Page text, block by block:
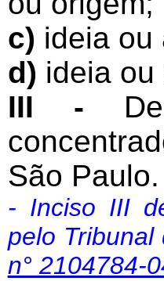
c) ideia ou
d) ideia
III -
São Paulo.
- Inciso III
pelo
n° 2104784-